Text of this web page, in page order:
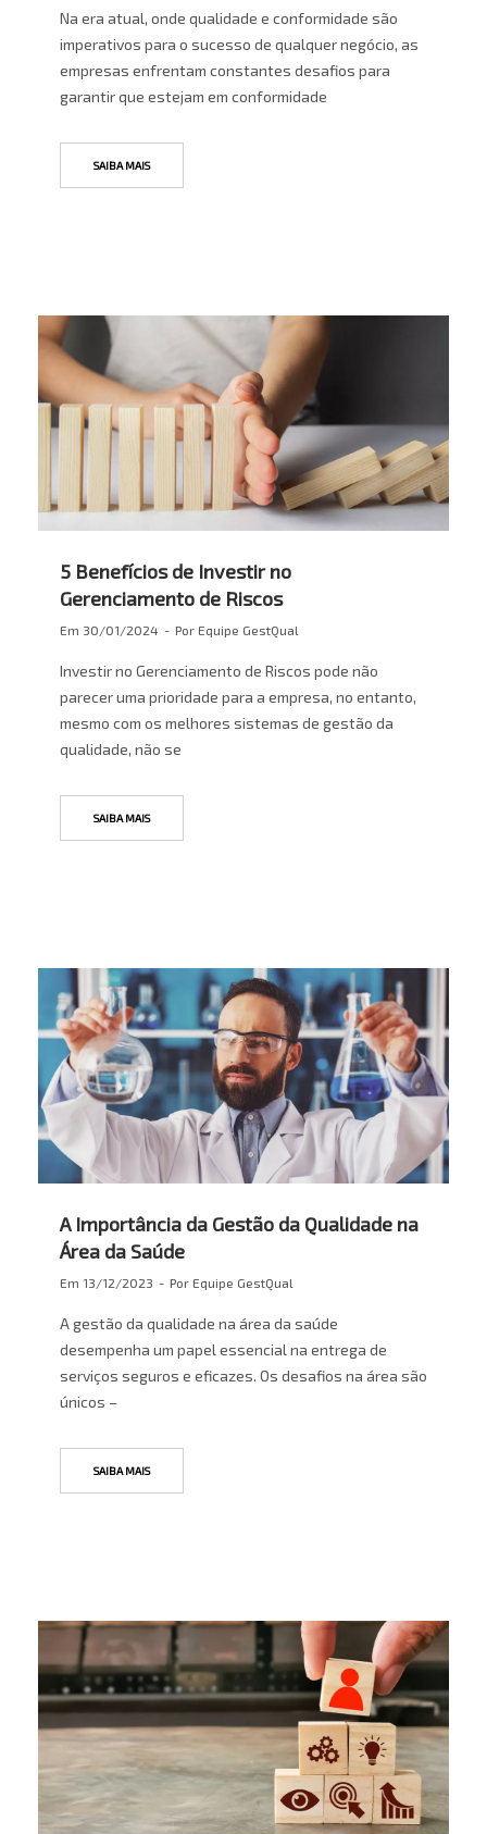
Na era atual, onde qualidade e conformidade são
imperativos para o sucesso de qualquer negócio, as
empresas enfrentam constantes desafios para
garantir que estejam em conformidade
SAIBA MAIS
5 Benefícios de Investir no
Gerenciamento de Riscos
Em 30/01/2024 Por Equipe GestQual
Investir no Gerenciamento de Riscos pode não
parecer uma prioridade para a empresa, no entanto,
mesmo com os melhores sistemas de gestão da
qualidade, não se
SAIBA MAIS
A Importância da Gestão da Qualidade na
Área da Saúde
Em 13/12/2023 Por Equipe GestQual
A gestão da qualidade na área da saúde
desempenha um papel essencial na entrega de
serviços seguros e eficazes. Os desafios na área são
únicos –
SAIBA MAIS